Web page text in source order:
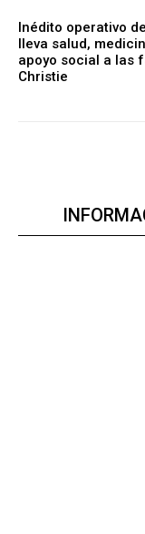
Inédito operativo
lleva salud,
apoyo social a las
Christie